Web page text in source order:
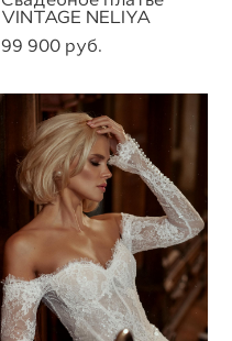
VINTAGE NELIYA
99 900 pуб.